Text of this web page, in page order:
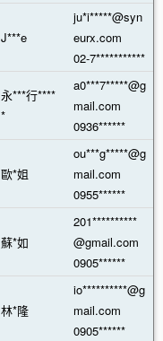
J***e
ju*i*****@syn
eurx.com
02-7***********
永***行****
*
a0***7*****@g
mail.com
0936******
歐*姐
ou***g*****@g
mail.com
0955******
蘇*如
201**********
@gmail.com
0905******
林*隆
io**********@g
mail.com
0905******